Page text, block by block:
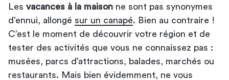
Les vacances à la maison ne sont pas synonymes
d’ennui, allongé sur un canapé. Bien au contraire !
C’est le moment de découvrir votre région et de
tester des activités que vous ne connaissez pas :
musées, parcs d’attractions, balades, marchés ou
restaurants. Mais bien évidemment, ne vous